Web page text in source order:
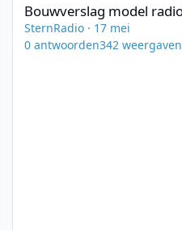
Bouwverslag model
SternRadio · 17 mei
0 antwoorden342 weergaven